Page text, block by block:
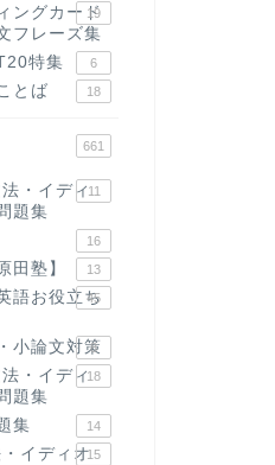
ングカード
フレーズ集
19
特集 6
とば 18
661
・イディ
題集
11
16
田塾】 13
語お役立ち
45
小論文対策
8
・イディ
題集
18
集 14
イディオ15